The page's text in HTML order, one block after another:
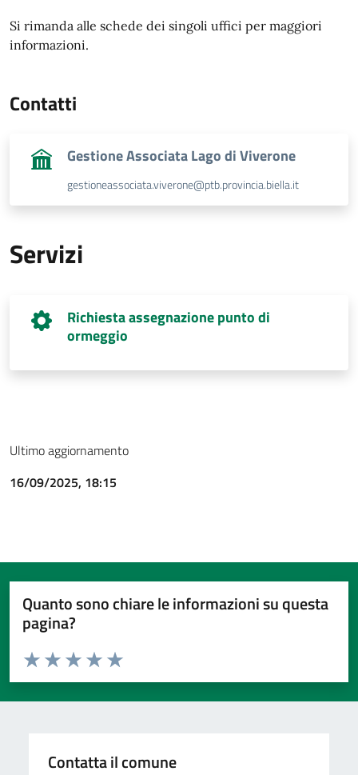
Si rimanda alle schede dei singoli uffici per maggiori
informazioni.
Contatti
Gestione Associata Lago di Viverone
gestioneassociata.viverone@ptb.provincia.biella.it
Servizi
Richiesta assegnazione punto di
ormeggio
Ultimo aggiornamento
16/09/2025, 18:15
Quanto sono chiare le informazioni su questa
pagina?
Valuta da 1 a 5 stelle la pagina
Valuta 5 stelle su 5
Valuta 4 stelle su 5
Valuta 3 stelle su 5
Valuta 2 stelle su 5
Valuta 1 stelle su 5
Contatta il comune